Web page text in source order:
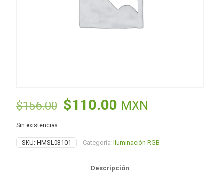
$156.00 El
original
era:
$156.00.
$110.00 El
es:
$110.00.
MXN
Sin existencias
SKU: HMSL03101 Categoría: Iluminación RGB
Descripción